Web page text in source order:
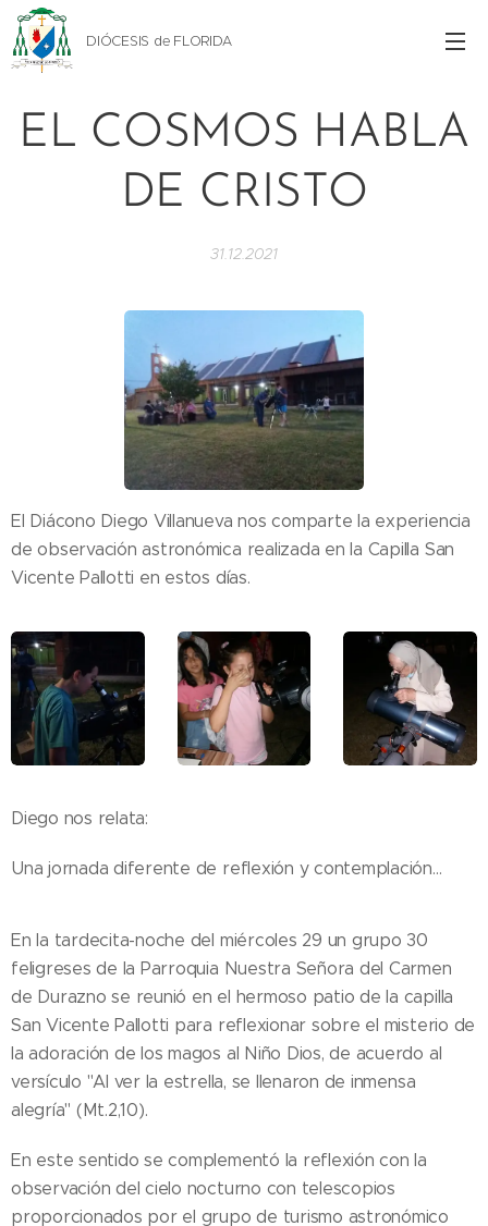
DIÓCESIS de FLORIDA
EL COSMOS HABLA
DE CRISTO
31.12.2021
El Diácono Diego Villanueva nos comparte la experiencia
de observación astronómica realizada en la Capilla San
Vicente Pallotti en estos días.
Diego nos relata:
Una jornada diferente de reflexión y contemplación...
En la tardecita-noche del miércoles 29 un grupo 30
feligreses de la Parroquia Nuestra Señora del Carmen
de Durazno se reunió en el hermoso patio de la capilla
San Vicente Pallotti para reflexionar sobre el misterio de
la adoración de los magos al Niño Dios, de acuerdo al
versículo "Al ver la estrella, se llenaron de inmensa
alegría" (Mt.2,10).
En este sentido se complementó la reflexión con la
observación del cielo nocturno con telescopios
proporcionados por el grupo de turismo astronómico